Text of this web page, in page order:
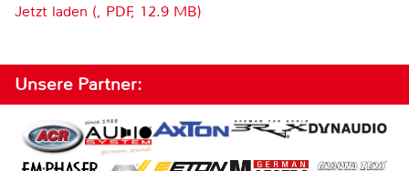
Jetzt laden (, PDF, 12.9 MB)
Unsere Partner: